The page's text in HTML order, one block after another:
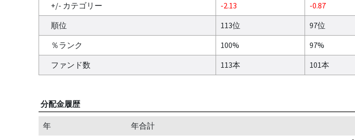
+/- カテゴリー
-2.13 -0.87
順位
113位 97位
％ランク
100% 97%
ファンド数
113本 101本
分配金履歴
年 年合計